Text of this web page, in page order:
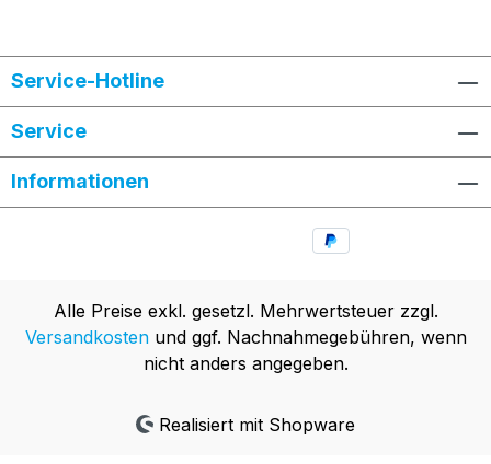
Service-Hotline
Service
Informationen
Alle Preise exkl. gesetzl. Mehrwertsteuer zzgl.
Versandkostenund ggf. Nachnahmegebühren, wenn
nicht anders angegeben.
Realisiert mit Shopware